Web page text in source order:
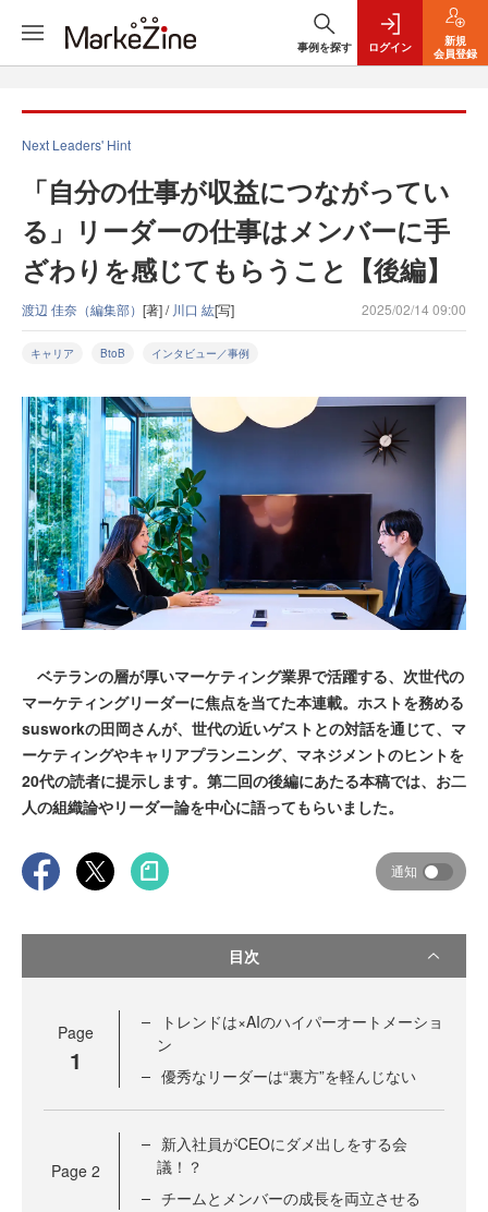
事例を探す ログイン
新規
会員登録
Next Leaders' Hint
「自分の仕事が収益につながってい
る」リーダーの仕事はメンバーに手
ざわりを感じてもらうこと【後編】
渡辺 佳奈（編集部） [著] / 川口 紘[写] 2025/02/14 09:00
キャリア BtoB インタビュー／事例
ベテランの層が厚いマーケティング業界で活躍する、次世代の
マーケティングリーダーに焦点を当てた本連載。ホストを務める
susworkの田岡さんが、世代の近いゲストとの対話を通じて、マ
ーケティングやキャリアプランニング、マネジメントのヒントを
20代の読者に提示します。第二回の後編にあたる本稿では、お二
人の組織論やリーダー論を中心に語ってもらいました。
通知
目次
Page
1
トレンドは×AIのハイパーオートメーショ
ン
優秀なリーダーは“裏方”を軽んじない
Page 2
新入社員がCEOにダメ出しをする会
議！？
チームとメンバーの成長を両立させる